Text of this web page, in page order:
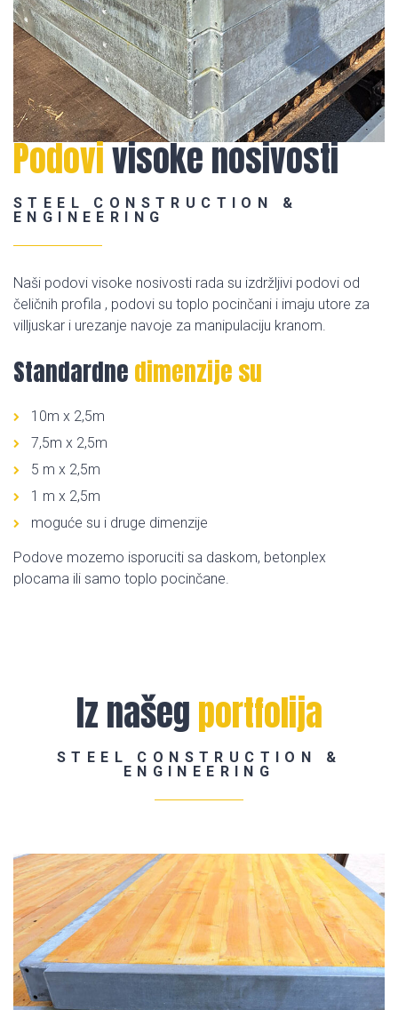
Podovivisoke nosivosti
STEEL CONSTRUCTION &
ENGINEERING
Naši podovi visoke nosivosti rada su izdržljivi podovi od
čeličnih profila , podovi su toplo pocinčani i imaju utore za
villjuskar i urezanje navoje za manipulaciju kranom.
Standardnedimenzije su
10m x 2,5m
7,5m x 2,5m
5 m x 2,5m
1 m x 2,5m
moguće su i druge dimenzije
Podove mozemo isporuciti sa daskom, betonplex
plocama ili samo toplo pocinčane.
Iz našegportfolija
STEEL CONSTRUCTION &
ENGINEERING